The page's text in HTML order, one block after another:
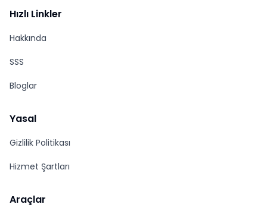
Hızlı Linkler
Hakkında
SSS
Bloglar
Yasal
Gizlilik Politikası
Hizmet Şartları
Araçlar